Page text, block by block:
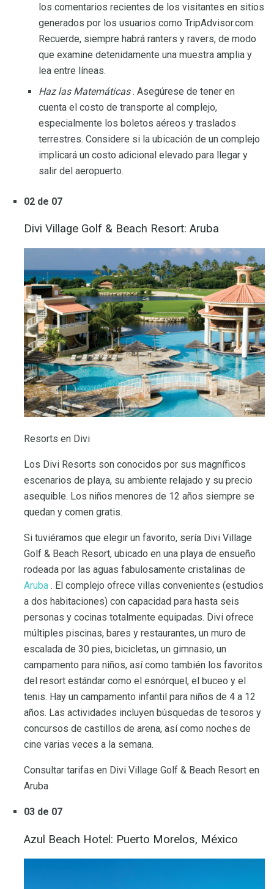
los comentarios recientes de los visitantes en sitios
generados por los usuarios como TripAdvisor.com.
Recuerde, siempre habrá ranters y ravers, de modo
que examine detenidamente una muestra amplia y
lea entre líneas.
Haz las Matemáticas. Asegúrese de tener en
cuenta el costo de transporte al complejo,
especialmente los boletos aéreos y traslados
terrestres. Considere si la ubicación de un complejo
implicará un costo adicional elevado para llegar y
salir del aeropuerto.
02 de 07
Divi Village Golf & Beach Resort: Aruba
Resorts en Divi
Los Divi Resorts son conocidos por sus magníficos
escenarios de playa, su ambiente relajado y su precio
asequible. Los niños menores de 12 años siempre se
quedan y comen gratis.
Si tuviéramos que elegir un favorito, sería Divi Village
Golf & Beach Resort, ubicado en una playa de ensueño
rodeada por las aguas fabulosamente cristalinas de
Aruba . El complejo ofrece villas convenientes (estudios
a dos habitaciones) con capacidad para hasta seis
personas y cocinas totalmente equipadas. Divi ofrece
múltiples piscinas, bares y restaurantes, un muro de
escalada de 30 pies, bicicletas, un gimnasio, un
campamento para niños, así como también los favoritos
del resort estándar como el esnórquel, el buceo y el
tenis. Hay un campamento infantil para niños de 4 a 12
años. Las actividades incluyen búsquedas de tesoros y
concursos de castillos de arena, así como noches de
cine varias veces a la semana.
Consultar tarifas en Divi Village Golf & Beach Resort en
Aruba
03 de 07
Azul Beach Hotel: Puerto Morelos, México